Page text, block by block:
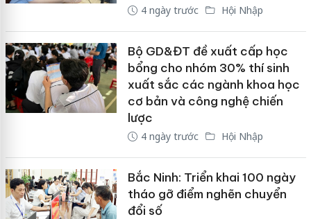
4 ngày trước Hội Nhập
Bộ GD&ĐT đề xuất cấp học
bổng cho nhóm 30% thí sinh
xuất sắc các ngành khoa học
cơ bản và công nghệ chiến
lược
4 ngày trước Hội Nhập
Bắc Ninh: Triển khai 100 ngày
tháo gỡ điểm nghẽn chuyển
đổi số